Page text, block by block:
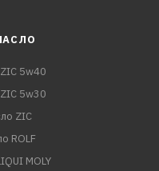
5w40
5w30
ZIC
ROLF
MOLY